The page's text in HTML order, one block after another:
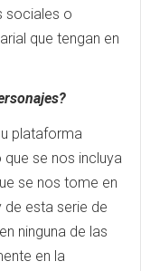
sociales o
que tengan en
plataforma
se nos incluya
se nos tome en
esta serie de
ninguna de las
en la